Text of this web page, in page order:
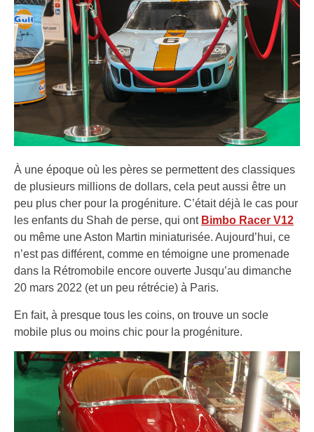
À une époque où les pères se permettent des classiques
de plusieurs millions de dollars, cela peut aussi être un
peu plus cher pour la progéniture. C’était déjà le cas pour
les enfants du Shah de perse, qui ont Bimbo Racer V12
ou même une Aston Martin miniaturisée. Aujourd’hui, ce
n’est pas différent, comme en témoigne une promenade
dans la Rétromobile encore ouverte Jusqu’au dimanche
20 mars 2022 (et un peu rétrécie) à Paris.
En fait, à presque tous les coins, on trouve un socle
mobile plus ou moins chic pour la progéniture.